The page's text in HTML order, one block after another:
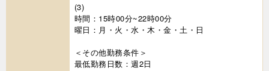
(3)
時間：15時00分~22時00分
曜日：月・火・水・木・金・土・日
＜その他勤務条件＞
最低勤務日数：週2日